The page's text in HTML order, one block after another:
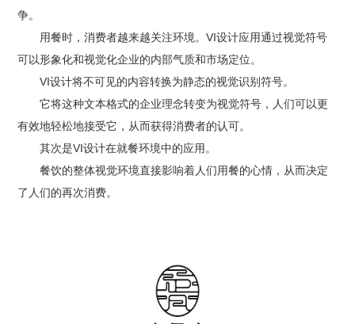
争。
用餐时，消费者越来越关注环境。VI设计应用通过视觉符号
可以形象化和视觉化企业的内部气质和市场定位。
VI设计将不可见的内容转换为静态的视觉识别符号。
它将这种文本格式的企业理念转变为视觉符号，人们可以更
有效地轻松地接受它，从而获得消费者的认可。
其次是VI设计在就餐环境中的应用。
餐饮的整体视觉环境直接影响着人们用餐的心情，从而决定
了人们的再次消费。